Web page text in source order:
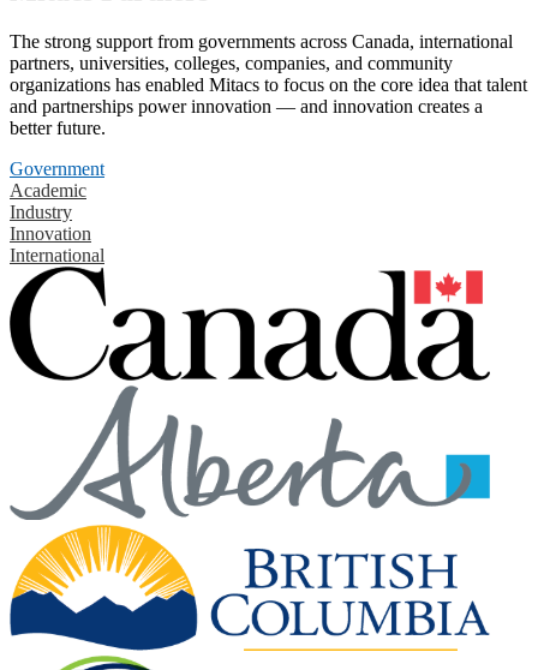
The strong support from governments across Canada, international
partners, universities, colleges, companies, and community
organizations has enabled Mitacs to focus on the core idea that talent
and partnerships power innovation — and innovation creates a
better future.
Government
Academic
Industry
Innovation
International